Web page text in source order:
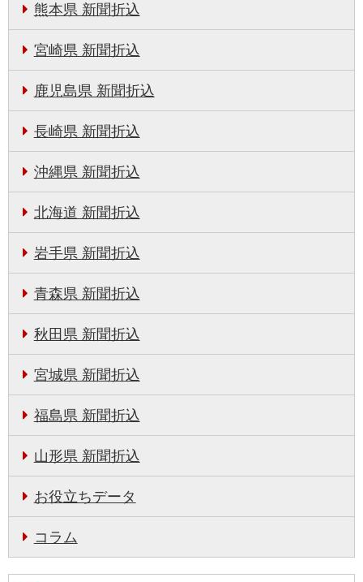
熊本県 新聞折込
宮崎県 新聞折込
鹿児島県 新聞折込
長崎県 新聞折込
沖縄県 新聞折込
北海道 新聞折込
岩手県 新聞折込
青森県 新聞折込
秋田県 新聞折込
宮城県 新聞折込
福島県 新聞折込
山形県 新聞折込
お役立ちデータ
コラム